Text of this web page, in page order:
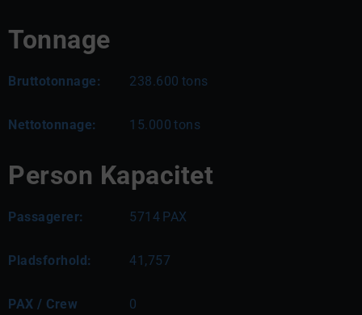
Tonnage
Bruttotonnage: 238.600 tons
Nettotonnage: 15.000 tons
Person Kapacitet
Passagerer: 5714 PAX
Pladsforhold: 41,757
PAX / Crew 0